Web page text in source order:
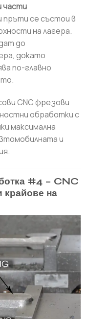
части
се състои в
на лагера.
до
докато
по-главно
CNC фрезови
обработки с
максимална
и
#4 – CNC
крайове на